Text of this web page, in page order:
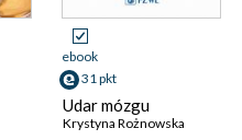
ebook
31 pkt
Udar mózgu
Krystyna Rożnowska